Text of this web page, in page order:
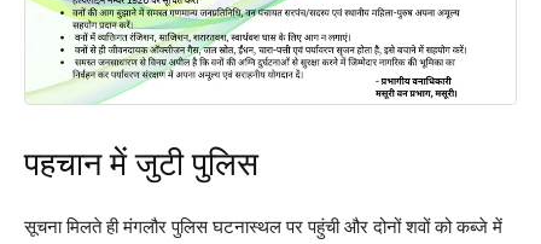
पहचान में जुटी पुलिस
सूचना मिलते ही मंगलौर पुलिस घटनास्थल पर पहुंची और दोनों शवों को कब्जे में